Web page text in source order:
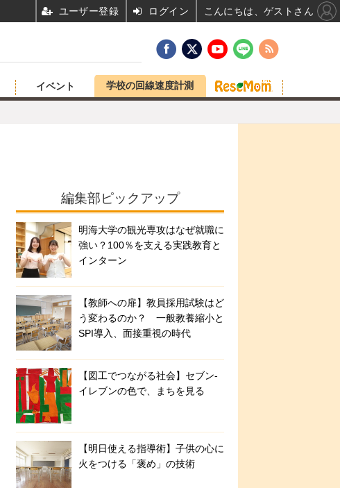
イベント 学校の回線速度計測
編集部ピックアップ
明海大学の観光専攻はなぜ就職に
強い？100％を支える実践教育と
インターン
【教師への扉】教員採用試験はど
う変わるのか？ 一般教養縮小と
SPI導入、面接重視の時代
【図工でつながる社会】セブン‐
イレブンの色で、まちを見る
【明日使える指導術】子供の心に
火をつける「褒め」の技術
ユーザー登録 ログイン こんにちは、ゲストさん